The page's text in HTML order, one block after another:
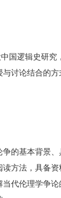
国逻辑史研
讨论结合的方
的基本背景
方法，具备
代伦理学争